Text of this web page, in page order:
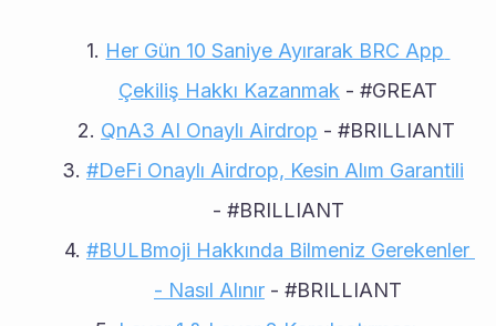
Her Gün 10 Saniye Ayırarak BRC App
Çekiliş Hakkı Kazanmak - #GREAT
QnA3 AI Onaylı Airdrop - #BRILLIANT
#DeFi Onaylı Airdrop, Kesin Alım Garantili
- #BRILLIANT
#BULBmoji Hakkında Bilmeniz Gerekenler
- Nasıl Alınır - #BRILLIANT